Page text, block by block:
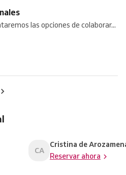
las opciones de colaborar...
CA
Cristina de
Reservar ahora